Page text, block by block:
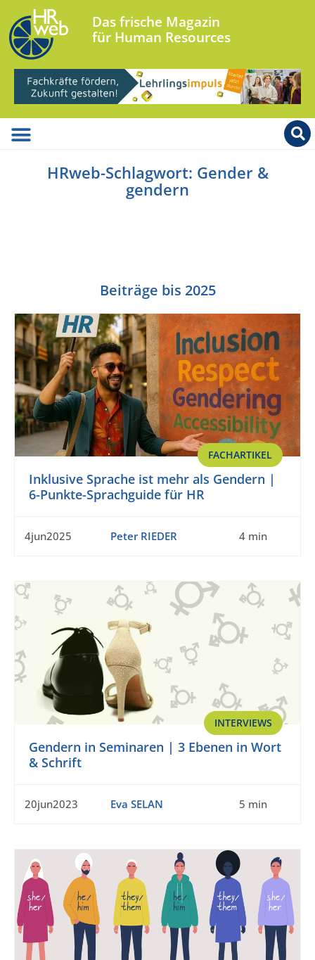
Das frische Magazin
für Human Resources
HRweb-Schlagwort: Gender &
gendern
Beiträge bis 2025
FACHARTIKEL
Inklusive Sprache ist mehr als Gendern |
6-Punkte-Sprachguide für HR
4jun2025 Peter RIEDER 4 min
INTERVIEWS
Gendern in Seminaren | 3 Ebenen in Wort
& Schrift
20jun2023 Eva SELAN 5 min